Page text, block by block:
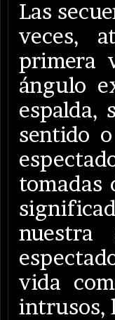
Las
veces,
primera
ángulo
espalda,
sentido
tomadas
nuestra
vida
intrusos,